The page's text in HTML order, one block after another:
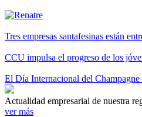
Tres empresas santafesinas están
CCU impulsa el progreso de los
El Día Internacional del Champagne
Actualidad empresarial de nuestra
ver más